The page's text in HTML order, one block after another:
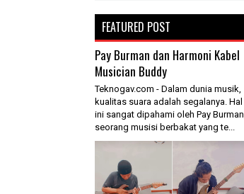
FEATURED POST
Pay Burman dan Harmoni Kabel
Musician Buddy
Teknogav.com - Dalam dunia musik,
kualitas suara adalah segalanya. Hal
ini sangat dipahami oleh Pay Burman,
seorang musisi berbakat yang te...